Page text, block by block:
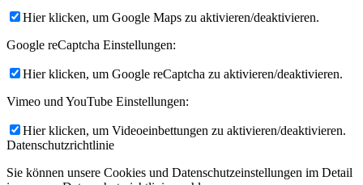
Hier klicken, um Google Maps zu aktivieren/deaktivieren.
Google reCaptcha Einstellungen:
Hier klicken, um Google reCaptcha zu aktivieren/deaktivieren.
Vimeo und YouTube Einstellungen:
Hier klicken, um Videoeinbettungen zu aktivieren/deaktivieren.
Datenschutzrichtlinie
Sie können unsere Cookies und Datenschutzeinstellungen im Detail